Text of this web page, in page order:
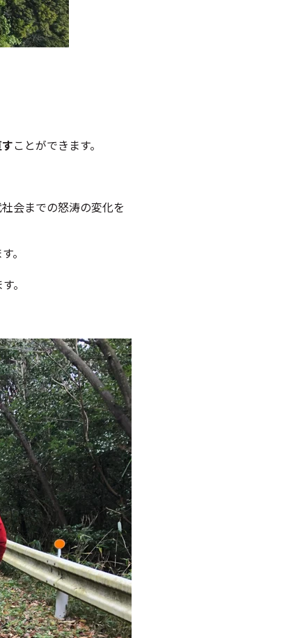
ことができます。
会までの怒涛の変化を
。
。